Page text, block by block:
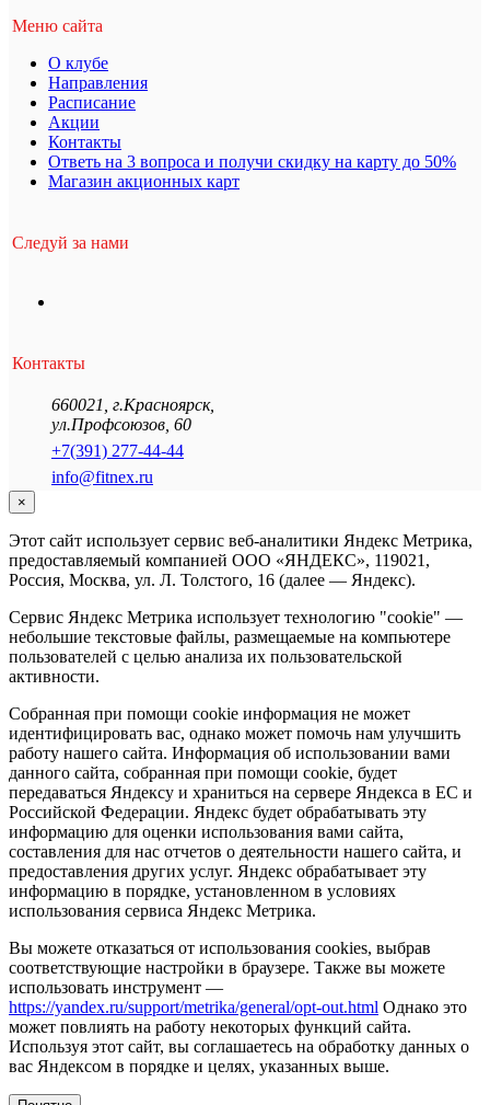
Меню сайта
О клубе
Направления
Расписание
Акции
Контакты
Ответь на 3 вопроса и получи скидку на карту до 50%
Магазин акционных карт
Следуй за нами
Контакты
660021 г.Красноярск,
ул.Профсоюзов, 60
+7(391) 277-44-44
info@fitnex.ru
×
Этот сайт использует сервис веб-аналитики Яндекс Метрика,
предоставляемый компанией ООО «ЯНДЕКС», 119021,
Россия, Москва, ул. Л. Толстого, 16 (далее — Яндекс).
Сервис Яндекс Метрика использует технологию "cookie" —
небольшие текстовые файлы, размещаемые на компьютере
пользователей с целью анализа их пользовательской
активности.
Собранная при помощи cookie информация не может
идентифицировать вас, однако может помочь нам улучшить
работу нашего сайта. Информация об использовании вами
данного сайта, собранная при помощи cookie, будет
передаваться Яндексу и храниться на сервере Яндекса в ЕС и
Российской Федерации. Яндекс будет обрабатывать эту
информацию для оценки использования вами сайта,
составления для нас отчетов о деятельности нашего сайта, и
предоставления других услуг. Яндекс обрабатывает эту
информацию в порядке, установленном в условиях
использования сервиса Яндекс Метрика.
Вы можете отказаться от использования cookies, выбрав
соответствующие настройки в браузере. Также вы можете
использовать инструмент —
https://yandex.ru/support/metrika/general/opt-out.html Однако это
может повлиять на работу некоторых функций сайта.
Используя этот сайт, вы соглашаетесь на обработку данных о
вас Яндексом в порядке и целях, указанных выше.